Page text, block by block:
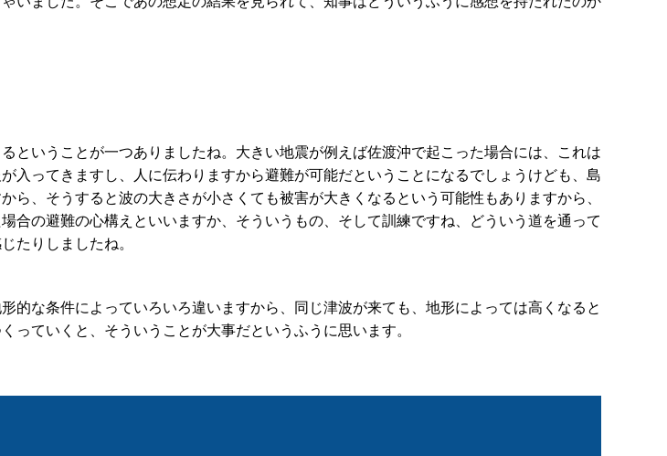
いうことが一つありましたね。大きい地震が例えば佐渡沖で起こった場合には、これは
入ってきますし、人に伝わりますから避難が可能だということになるでしょうけども、島
、そうすると波の大きさが小さくても被害が大きくなるという可能性もありますから、
合の避難の心構えといいますか、そういうもの、そして訓練ですね、どういう道を通って
たりしましたね。
な条件によっていろいろ違いますから、同じ津波が来ても、地形によっては高くなると
ていくと、そういうことが大事だというふうに思います。